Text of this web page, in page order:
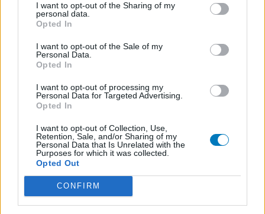
I want to opt-out of the Sharing of my
personal data.
Opted In
I want to opt-out of the Sale of my
Personal Data.
Opted In
I want to opt-out of processing my
Personal Data for Targeted Advertising.
Opted In
I want to opt-out of Collection, Use,
Retention, Sale, and/or Sharing of my
Personal Data that Is Unrelated with the
Purposes for which it was collected.
Opted Out
CONFIRM
Quantité effets secondaires
Avec d'horribles sinusites à répétition qui coulent dans
ma gorge et inflamment cette dernière, j'utilise
Actisoufre depuis des années et enfin j'arrive à les
moi si ce n'est sensation de picotements/brûlures dès le
2e jour d'utilisation.
votre avis 0 réactions
Actisoufre
15/11/2022 | Homme | 67
monosulfure de sodium / saccharomyces